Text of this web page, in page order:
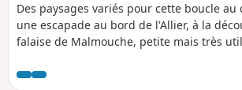
Des paysages variés pour cette boucle au
une escapade au bord de l'Allier, à la
falaise de Malmouche, petite mais très
lui aussi mais offrant des vues dégagées